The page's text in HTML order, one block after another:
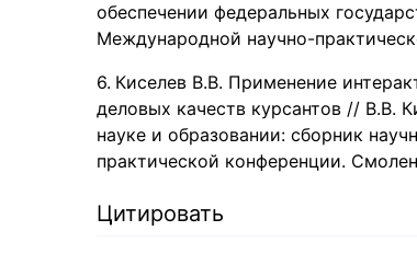
обеспечении федеральных
Международной научно-
Киселев В.В. Применение
деловых качеств курсантов // В.В.
науке и образовании: сборник
практической конференции.
Цитировать